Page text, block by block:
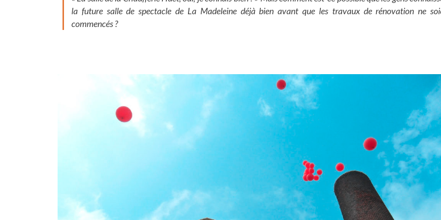
la future salle de spectacle de La Madeleine déjà bien avant que les travaux de rénovation ne
commencés ?